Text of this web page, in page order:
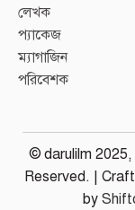
লেখক
প্যাকেজ
ম্যাগাজিন
পরিবেশক
© darulilm 2025,
Reserved. |
by